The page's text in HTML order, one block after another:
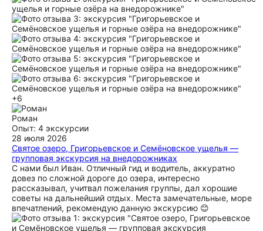
+6
Роман
Опыт: 4 экскурсии
28 июля 2026
Святое озеро, Григорьевское и Семёновское ущелья —
групповая экскурсия на внедорожниках
С нами был Иван. Отличный гид и водитель, аккуратно
довез по сложной дороге до озера, интересно
рассказывал, учитвал пожелания группы, дал хорошие
советы на дальнейший отдых. Места замечательные, море
впечатлений, рекомендую данную экскурсию 😊